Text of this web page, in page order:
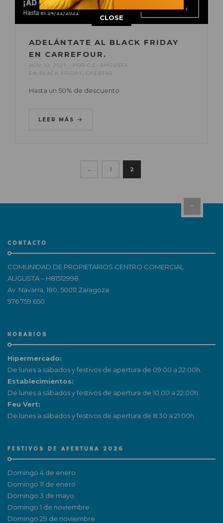
ADELÁNTATE AL BLACK FRIDAY
EN CARREFOUR.
NOV 10, 2021 POR C.C. AUGUSTA
EN BLACK FRIDAY OFERTAS
Hasta un 50% de descuento.
LEER MÁS
← 1 2
CONTACTO
COMUNIDAD DE PROPIETARIOS CENTRO COMERCIAL
AUGUSTA – H81512998
Av. Navarra, 180, 50011 Zaragoza
976 759 650
HORARIOS
Hipermercado:
De lunes a sábados y festivos de apertura de 09:00 a 22:00h.
Establecimientos:
De lunes a sábados y festivos de apertura de 10:00 a 22:00h.
Feu Vert:
De lunes a sábados y festivos de apertura de 8:30 a 21:00h.
FESTIVOS DE APERTURA 2026
Domingo 4 de enero
Domingo 11 de enero
Domingo 3 de mayo
Domingo 1 de noviembre
Domingo 29 de noviembre
This popup will close in:15
CLOSE